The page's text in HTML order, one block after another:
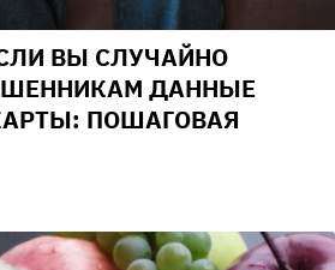
ВЫ СЛУЧАЙНО
ДАННЫЕ
ПОШАГОВАЯ